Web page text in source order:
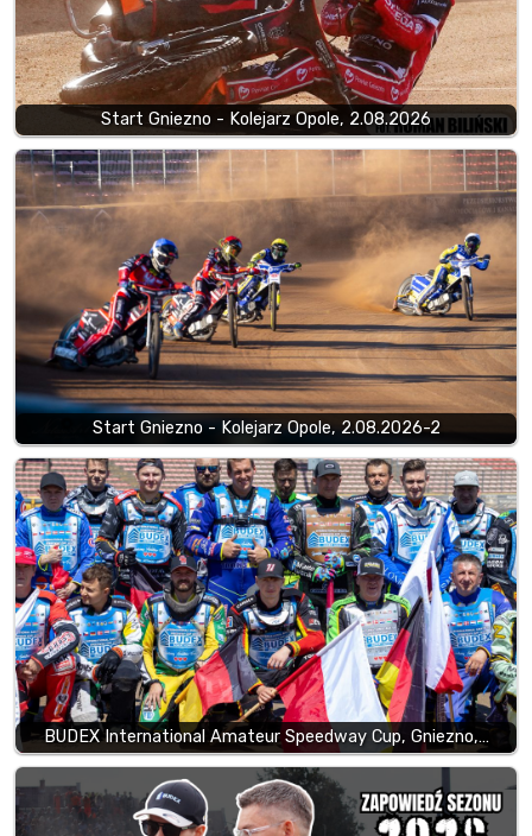
Start Gniezno - Kolejarz Opole, 2.08.2026
Start Gniezno - Kolejarz Opole, 2.08.2026-2
BUDEX International Amateur Speedway Cup, Gniezno,…